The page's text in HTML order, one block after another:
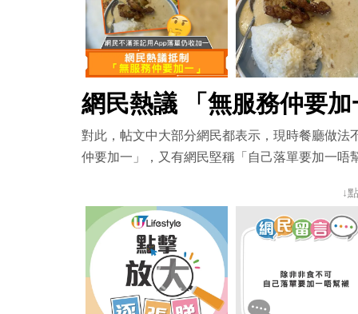
網民熱議 「無服務仲要加
對此，帖文中大部分網民都表示，現時餐廳做
仲要加一」，又有網民堅稱「自己落單要加一唔
↓